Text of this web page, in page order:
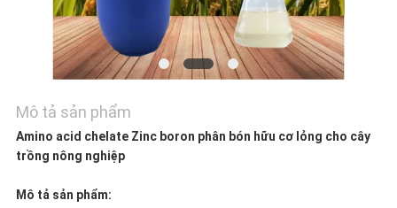
GIÁ
SƠ
Mô tả sản phẩm
Amino acid chelate Zinc boron phân bón hữu cơ lỏng cho cây
trồng nông nghiệp
Mô tả sản phẩm: